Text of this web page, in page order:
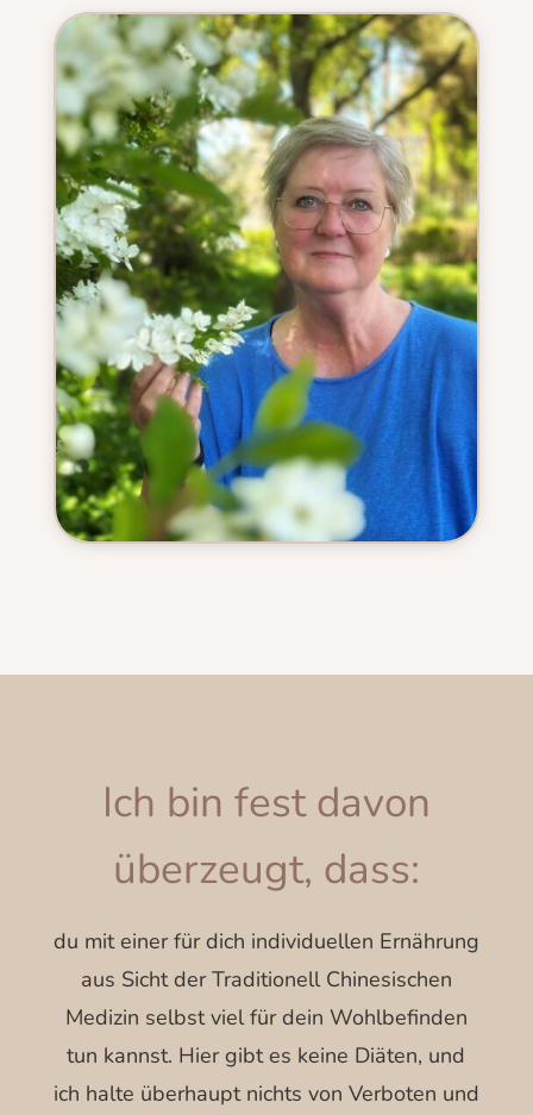
Ich bin fest davon
überzeugt, dass:
du mit einer für dich individuellen Ernährung
aus Sicht der Traditionell Chinesischen
Medizin selbst viel für dein Wohlbefinden
tun kannst. Hier gibt es keine Diäten, und
ich halte überhaupt nichts von Verboten und